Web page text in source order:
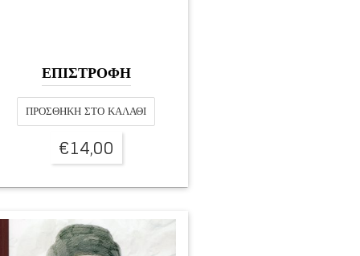
ΕΠΙΣΤΡΟΦΗ
ΠΡΟΣΘΉΚΗ ΣΤΟ ΚΑΛΆΘΙ
€14,00